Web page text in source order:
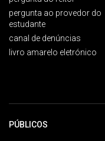
pergunta ao provedor do
estudante
canal de denúncias
livro amarelo eletrónico
PÚBLICOS